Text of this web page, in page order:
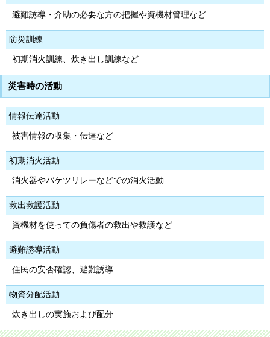
避難誘導・介助の必要な方の把握や資機材管理など
防災訓練
初期消火訓練、炊き出し訓練など
災害時の活動
情報伝達活動
被害情報の収集・伝達など
初期消火活動
消火器やバケツリレーなどでの消火活動
救出救護活動
資機材を使っての負傷者の救出や救護など
避難誘導活動
住民の安否確認、避難誘導
物資分配活動
炊き出しの実施および配分